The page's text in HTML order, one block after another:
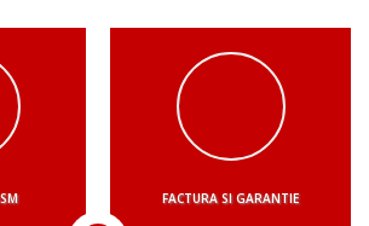
FACTURA SI GARANTIE